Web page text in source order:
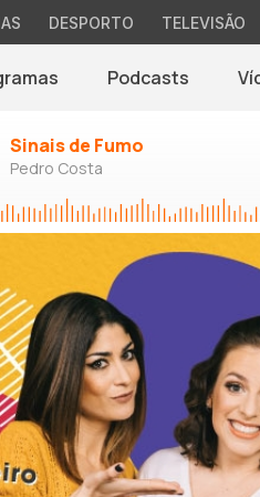
DESPORTO TELEVISÃO
Podcasts
Sinais de Fumo
Pedro Costa